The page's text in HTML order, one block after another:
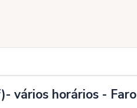
vários horários - Faro